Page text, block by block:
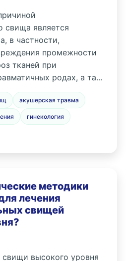
свища является
в частности,
промежности
тканей при
родах, а та...
акушерская травма
гинекология
методики
лечения
свищей
свищи высокого уровня